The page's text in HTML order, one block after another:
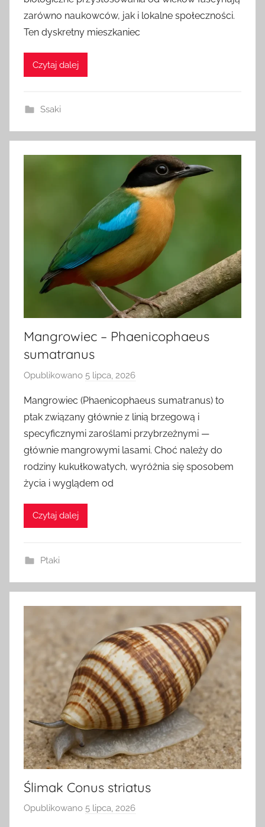
zarówno naukowców, jak i lokalne społeczności.
Ten dyskretny mieszkaniec
Czytaj dalej
Ssaki
Mangrowiec – Phaenicophaeus
sumatranus
Opublikowano 5 lipca, 2026
z
e
z
Mangrowiec (Phaenicophaeus sumatranus) to
ptak związany głównie z linią brzegową i
specyficznymi zaroślami przybrzeżnymi —
głównie mangrowymi lasami. Choć należy do
rodziny kukułkowatych, wyróżnia się sposobem
życia i wyglądem od
Czytaj dalej
Ptaki
Ślimak Conus striatus
Opublikowano 5 lipca, 2026